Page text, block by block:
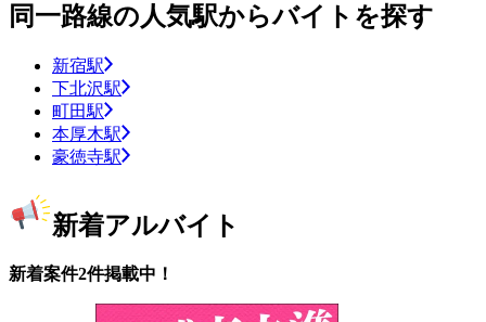
同一路線の人気駅からバイトを探す
新宿駅
下北沢駅
町田駅
本厚木駅
豪徳寺駅
新着アルバイト
新着案件2件掲載中！